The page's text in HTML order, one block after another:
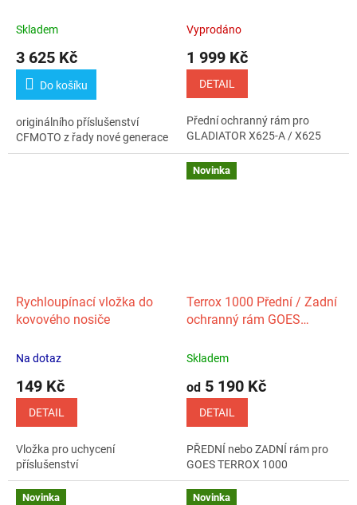
Skladem
3 625 Kč
Do košíku
originálního příslušenství
CFMOTO z řady nové generace
Vyprodáno
1 999 Kč
DETAIL
Přední ochranný rám pro
GLADIATOR X625-A / X625
Rychloupínací vložka do
kovového nosiče
Na dotaz
149 Kč
DETAIL
Vložka pro uchycení
příslušenství
Novinka
Terrox 1000 Přední / Zadní
ochranný rám GOES
Skladem
od 5 190 Kč
DETAIL
PŘEDNÍ nebo ZADNÍ rám pro
GOES TERROX 1000
Novinka Novinka